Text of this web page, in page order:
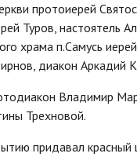
протоиерей
Туров, настоятель
храма п.Самусь
диакон Аркадий
Владимир
Трехновой.
придавал